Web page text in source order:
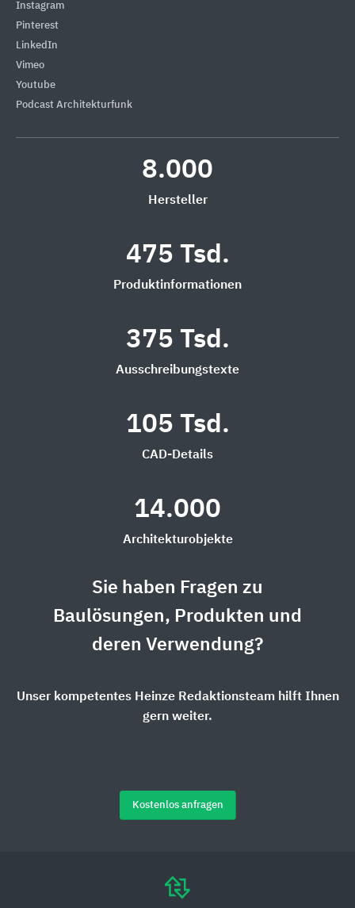
Instagram
Pinterest
LinkedIn
Vimeo
Youtube
Podcast Architekturfunk
8.000
Hersteller
475 Tsd.
Produktinformationen
375 Tsd.
Ausschreibungstexte
105 Tsd.
CAD-Details
14.000
Architekturobjekte
Sie haben Fragen zu
Baulösungen, Produkten und
deren Verwendung?
Unser kompetentes Heinze Redaktionsteam hilft Ihnen
gern weiter.
Kostenlos anfragen